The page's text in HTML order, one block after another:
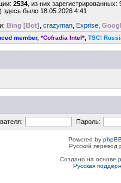
2534 , из них
) здесь было 18.05.2026 4:41
Bing [Bot] crazyman Exprise
member, *Cofradia Intel* TSC!
Пароль:
Powered by
Русский
Создано на основе
Русская